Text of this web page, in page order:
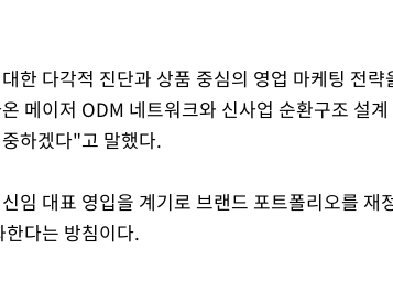
한 다각적 진단과 상품 중심의 영업 마케팅 전
메이저 ODM 네트워크와 신사업 순환구조 설
하겠다"고 말했다.
임 대표 영입을 계기로 브랜드 포트폴리오를 재
다는 방침이다.